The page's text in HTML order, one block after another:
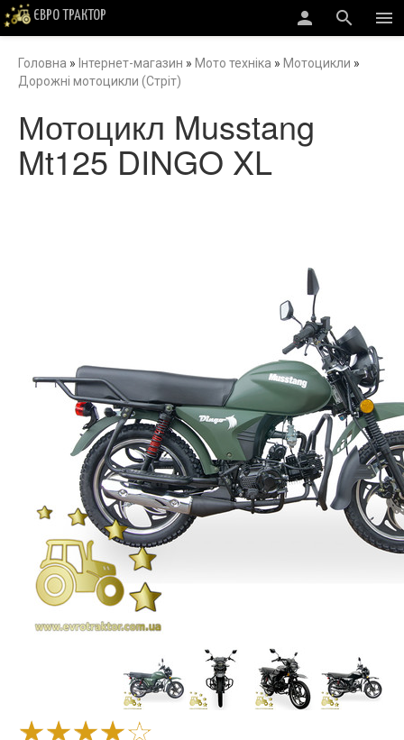
menu
search
person
ЄВРО ТРАКТОР
Головна » Інтернет-магазин » Мото техніка » Мотоцикли »
Дорожні мотоцикли (Стріт)
Мотоцикл Musstang
Mt125 DINGO XL